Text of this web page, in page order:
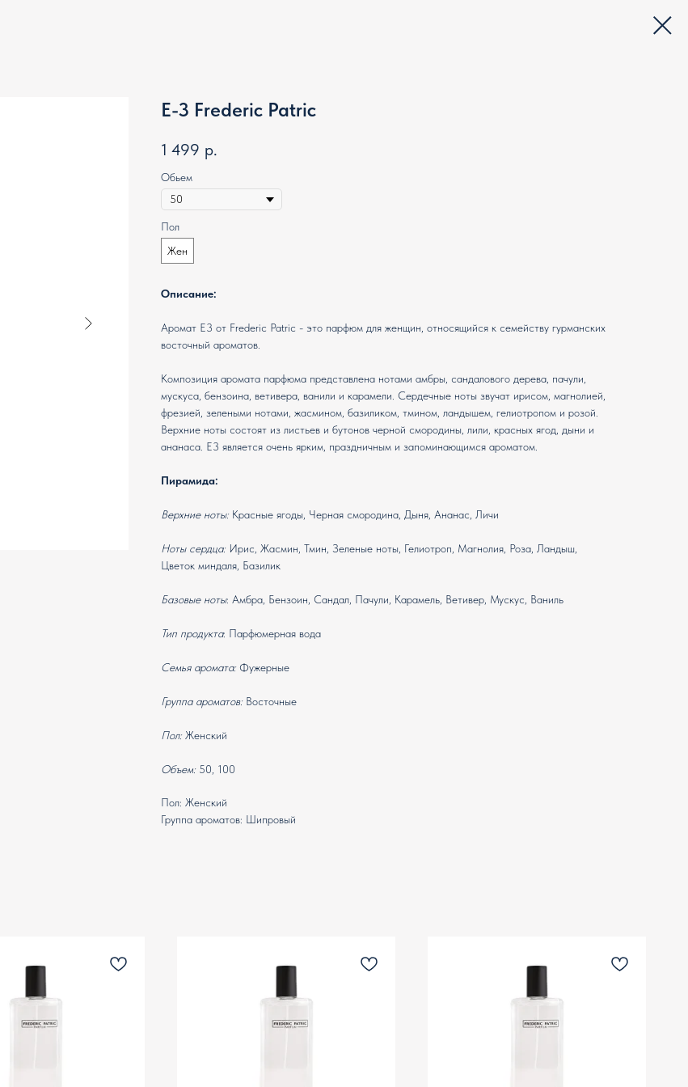
E-3 Frederic Patric
1 499 р.
Обьем
Пол
Жен
Описание:
Аромат E3 от Frederic Patric - это парфюм для женщин, относящийся к семейству гурманских
восточный ароматов.
Композиция аромата парфюма представлена нотами амбры, сандалового дерева, пачули,
мускуса, бензоина, ветивера, ванили и карамели. Сердечные ноты звучат ирисом, магнолией,
фрезией, зелеными нотами, жасмином, базиликом, тмином, ландышем, гелиотропом и розой.
Верхние ноты состоят из листьев и бутонов черной смородины, лили, красных ягод, дыни и
ананаса. E3 является очень ярким, праздничным и запоминающимся ароматом.
Пирамида:
Верхние ноты: Красные ягоды, Черная смородина, Дыня, Ананас, Личи
Ноты сердца:Ирис, Жасмин, Тмин, Зеленые ноты, Гелиотроп, Магнолия, Роза, Ландыш,
Цветок миндаля, Базилик
Базовые ноты: Амбра, Бензоин, Сандал, Пачули, Карамель, Ветивер, Мускус, Ваниль
Тип продукта: Парфюмерная вода
Семья аромата:Фужерные
Группа ароматов: Восточные
Пол:Женский
Объем:50, 100
Пол: Женский
Группа ароматов: Шипровый